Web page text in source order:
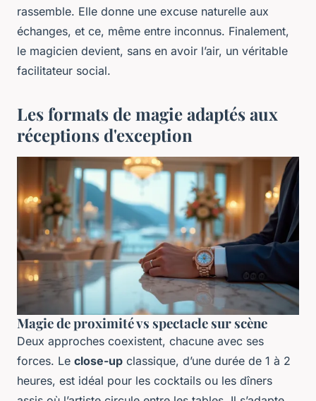
rassemble. Elle donne une excuse naturelle aux
échanges, et ce, même entre inconnus. Finalement,
le magicien devient, sans en avoir l’air, un véritable
facilitateur social.
Les formats de magie adaptés aux
réceptions d'exception
Magie de proximité vs spectacle sur scène
Deux approches coexistent, chacune avec ses
forces. Le close-up classique, d’une durée de 1 à 2
heures, est idéal pour les cocktails ou les dîners